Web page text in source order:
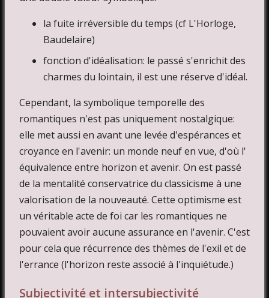
la fuite irréversible du temps (cf L'Horloge,
Baudelaire)
fonction d'idéalisation: le passé s'enrichit des
charmes du lointain, il est une réserve d'idéal.
Cependant, la symbolique temporelle des
romantiques n'est pas uniquement nostalgique:
elle met aussi en avant une levée d'espérances et
croyance en l'avenir: un monde neuf en vue, d'où l'
équivalence entre horizon et avenir. On est passé
de la mentalité conservatrice du classicisme à une
valorisation de la nouveauté. Cette optimisme est
un véritable acte de foi car les romantiques ne
pouvaient avoir aucune assurance en l'avenir. C'est
pour cela que récurrence des thèmes de l'exil et de
l'errance (l'horizon reste associé à l'inquiétude.)
Subjectivité et intersubjectivité